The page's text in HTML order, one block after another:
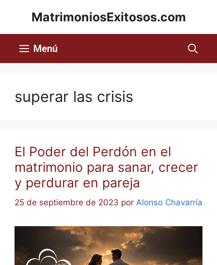
MatrimoniosExitosos.com
Menú
superar las crisis
El Poder del Perdón en el
matrimonio para sanar, crecer
y perdurar en pareja
25 de septiembre de 2023 por Alonso Chavarría